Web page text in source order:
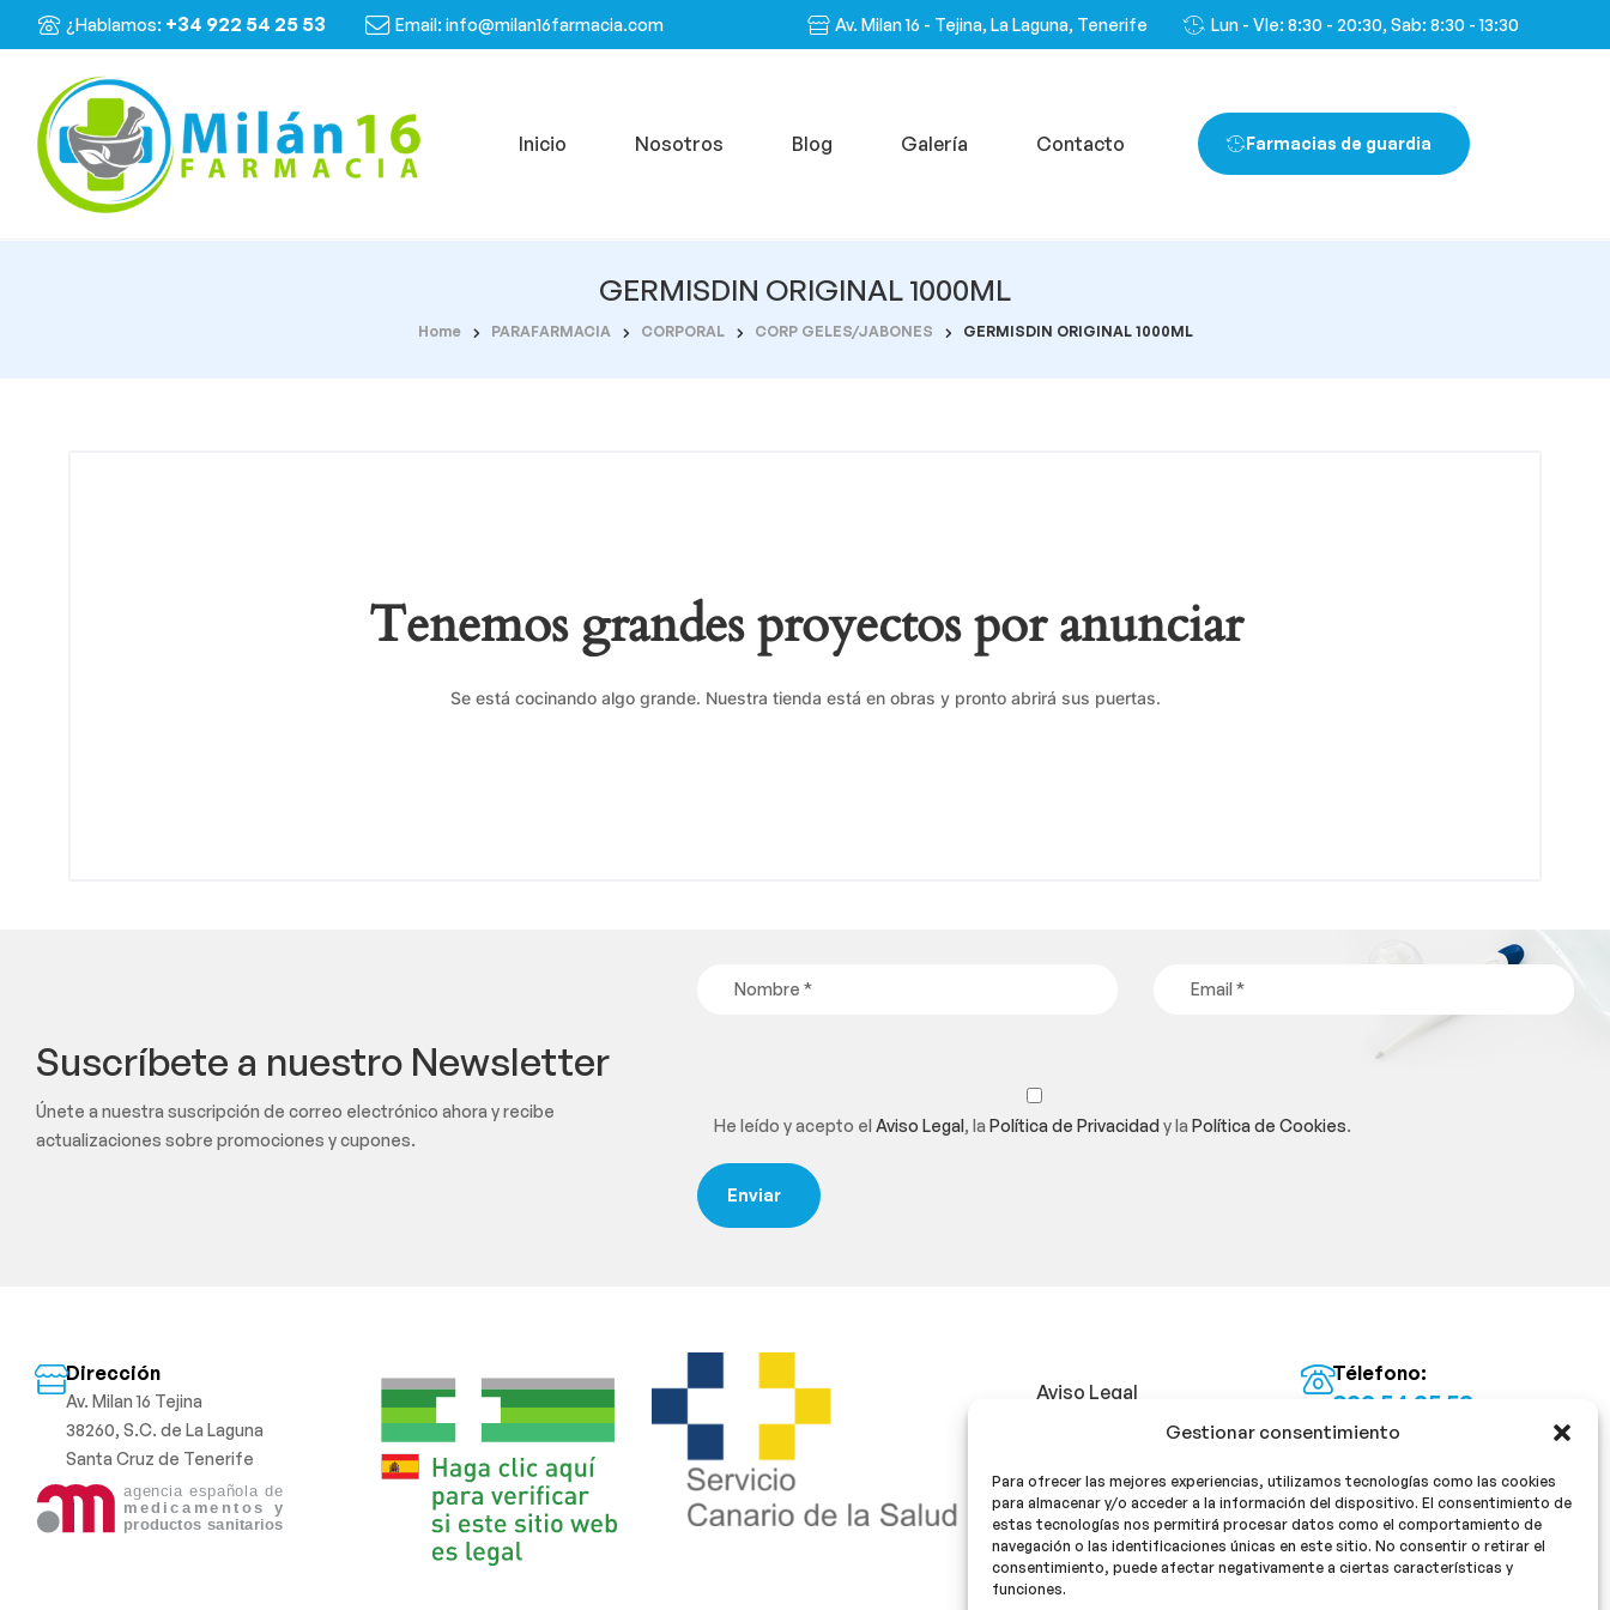
Gestionar consentimiento
Para ofrecer las mejores experiencias, utilizamos tecnologías como las cookies
para almacenar y/o acceder a la información del dispositivo. El consentimiento de
estas tecnologías nos permitirá procesar datos como el comportamiento de
navegación o las identificaciones únicas en este sitio. No consentir o retirar el
consentimiento, puede afectar negativamente a ciertas características y
funciones.
¿Hablamos: +34 922 54 25 53 Email: info@milan16farmacia.com Av. Milan 16 - Tejina, La Laguna, Tenerife Lun - VIe: 8:30 - 20:30, Sab: 8:30 - 13:30
Inicio Nosotros Blog Galería Contacto Farmacias de guardia
GERMISDIN ORIGINAL 1000ML
Home PARAFARMACIA CORPORAL CORP GELES/JABONES GERMISDIN ORIGINAL 1000ML
Tenemos grandes proyectos por anunciar
Se está cocinando algo grande. Nuestra tienda está en obras y pronto abrirá sus puertas.
Suscríbete a nuestro Newsletter
Únete a nuestra suscripción de correo electrónico ahora y recibe
actualizaciones sobre promociones y cupones.
He leído y acepto elAviso Legal, laPolítica de Privacidady laPolítica de Cookies.
Dirección
Av. Milan 16 Tejina
38260, S.C. de La Laguna
Santa Cruz de Tenerife
Aviso Legal
Política de Privacidad
Política de cookies
Télefono:
922 54 25 53
Email:
¡Síguenos!